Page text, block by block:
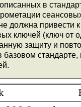
в
должна
ключей (ключ от
защиту и